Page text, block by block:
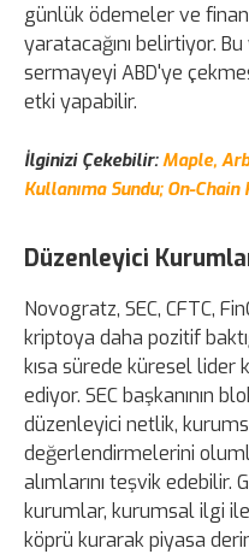
günlük ödemeler ve
yaratacağını belirtiyor.
sermayeyi ABD'ye
etki yapabilir.
İlginizi Çekebilir:Maple,
Kullanıma Sundu; On-
Düzenleyici
Novogratz, SEC, CFTC,
kriptoya daha pozitif
kısa sürede küresel lider
ediyor. SEC başkanının
düzenleyici netlik,
değerlendirmelerini
alımlarını teşvik edebilir.
kurumlar, kurumsal ilgi
köprü kurarak piyasa